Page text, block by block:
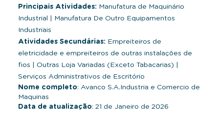
Principais Atividades: Manufatura de Maquinário
Industrial
Manufatura De Outro Equipamentos
Industriais
Atividades Secundárias: Empreiteiros de
eletricidade e empreiteiros de outras instalações de
fios
Outras Loja Variadas (Exceto Tabacarias)
Serviços Administrativos de Escritório
Nome completo: Avanco S.A.Industria e Comercio de
Maquinas
Data de atualização: 21 de Janeiro de 2026